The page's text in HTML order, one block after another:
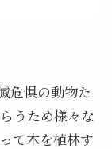
危惧の動物た
うため様々な
て木を植林す